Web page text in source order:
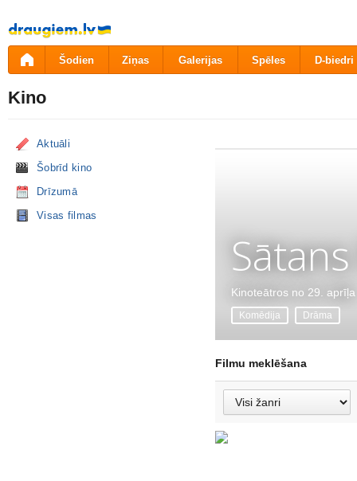
Pāriet
uz
saturu
Šodien Ziņas Galerijas Spēles D-biedri
Kino
Aktuāli
Šobrīd kino
Drīzumā
Visas filmas
Kinoteātros no 29. aprīļa
Komēdija Drāma
Filmu meklēšana